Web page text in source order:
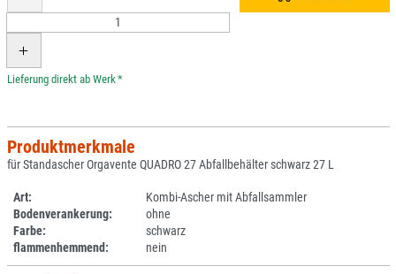
*
Produktmerkmale
für Standascher Orgavente QUADRO 27 Abfallbehälter schwarz 27 L
Art:
Kombi-Ascher mit Abfallsammler
Bodenverankerung:
ohne
Farbe:
schwarz
flammenhemmend:
nein